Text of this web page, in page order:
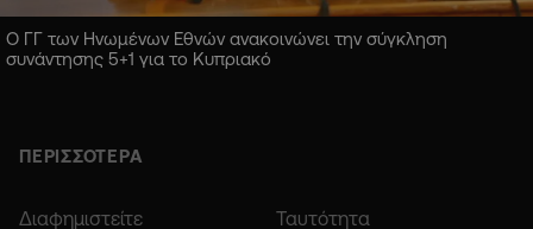
Ο ΓΓ των Ηνωμένων Εθνών ανακοινώνει την σύγκληση
συνάντησης 5+1 για το Κυπριακό
ΠΕΡΙΣΣΟΤΕΡΑ
Διαφημιστείτε Ταυτότητα